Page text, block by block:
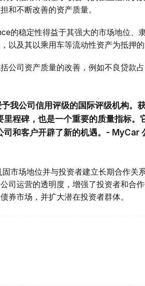
和不断改善的资产质量。
的稳定性得益于其强大的市场地位、
以及其以乘用车等流动性资产为抵押的
公司资产质量的改善，例如不良贷款
我公司信用评级的国际评级机构。
里程碑，也是一个重要的质量指标。
司和客户开辟了新的机遇。- MyCar
市场地位并与投资者建立长期合作关
司运营的透明度，增强了投资者和合
券市场，并扩大潜在投资者群体。